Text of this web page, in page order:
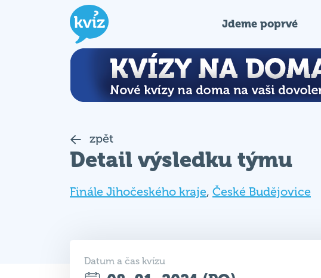
Jdeme poprvé
zpět
Detail výsledku týmu
Finále Jihočeského kraje, České Budějovice
Datum a čas kvízu